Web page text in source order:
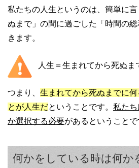
私たちの人生というのは、簡単に
ぬまで」の間に過ごした「時間の
きます。
人生＝生まれてから死ぬ
つまり、 生まれてから死ぬまでに
とが人生だということです。 私た
か選択する必要があるということで
何かをしている時は何か